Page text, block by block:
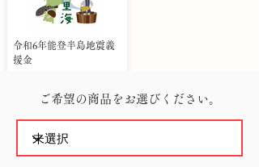
令和6年能登半島地震義
援金
ご希望の商品をお選びください。